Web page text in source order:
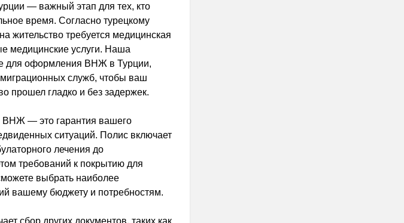
— важный этап для тех, кто
время. Согласно турецкому
жительство требуется медицинская
медицинские услуги. Наша
для оформления ВНЖ в Турции,
служб, чтобы ваш
прошел гладко и без задержек.
ВНЖ — это гарантия вашего
ситуаций. Полис включает
лечения до
требований к покрытию для
выбрать наиболее
вашему бюджету и потребностям.